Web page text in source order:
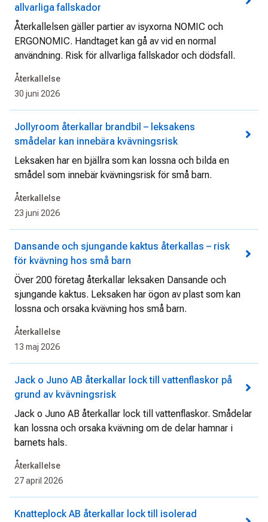
allvarliga fallskador
Återkallelsen gäller partier av isyxorna NOMIC och
ERGONOMIC. Handtaget kan gå av vid en normal
användning. Risk för allvarliga fallskador och dödsfall.
Återkallelse
30 juni 2026
Jollyroom återkallar brandbil – leksakens
smådelar kan innebära kvävningsrisk
Leksaken har en bjällra som kan lossna och bilda en
smådel som innebär kvävningsrisk för små barn.
Återkallelse
23 juni 2026
Dansande och sjungande kaktus återkallas – risk
för kvävning hos små barn
Över 200 företag återkallar leksaken Dansande och
sjungande kaktus. Leksaken har ögon av plast som kan
lossna och orsaka kvävning hos små barn.
Återkallelse
13 maj 2026
Jack o Juno AB återkallar lock till vattenflaskor på
grund av kvävningsrisk
Jack o Juno AB återkallar lock till vattenflaskor. Smådelar
kan lossna och orsaka kvävning om de delar hamnar i
barnets hals.
Återkallelse
27 april 2026
Knatteplock AB återkallar lock till isolerad